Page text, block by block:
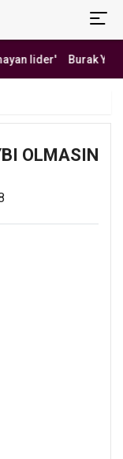
Burak
OLMASIN